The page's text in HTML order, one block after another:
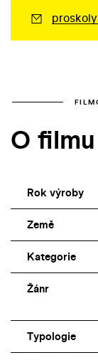
O filmu
Rok výroby
Země
Kategorie
Žánr
Typologie